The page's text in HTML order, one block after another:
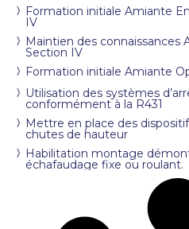
Formation initiale Amiante
IV
Maintien des connaissances
Section IV
Formation initiale Amiante
Utilisation des systèmes
conformément à la R431
Mettre en place des
chutes de hauteur
Habilitation montage
échafaudage fixe ou roulant.